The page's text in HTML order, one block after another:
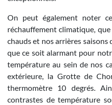
On peut également noter
réchauffement climatique,
chauds et nos arrières saisons
que ce soit alarmant pour
température au sein de nos
extérieure, la Grotte de
thermomètre 10 degrés.
contrastes de température